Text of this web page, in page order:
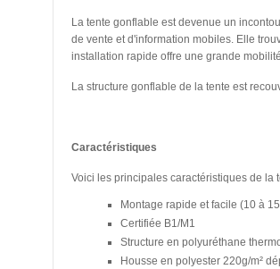
La tente gonflable est devenue un
de vente et d'information mobiles. Elle
installation rapide offre une grande
La structure gonflable de la tente est
Caractéristiques
Voici les principales caractéristiques de la
Montage rapide et facile (10 à
Certifiée B1/M1
Structure en polyuréthane
Housse en polyester 220g/m²